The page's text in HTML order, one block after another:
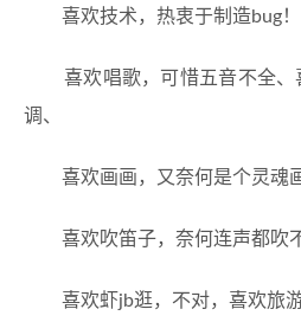
喜欢技术，热衷于制造bug！
喜欢唱歌，可惜五音不全、
调、
喜欢画画，又奈何是个灵魂画
喜欢吹笛子，奈何连声都吹不
喜欢虾jb逛，不对，喜欢旅游